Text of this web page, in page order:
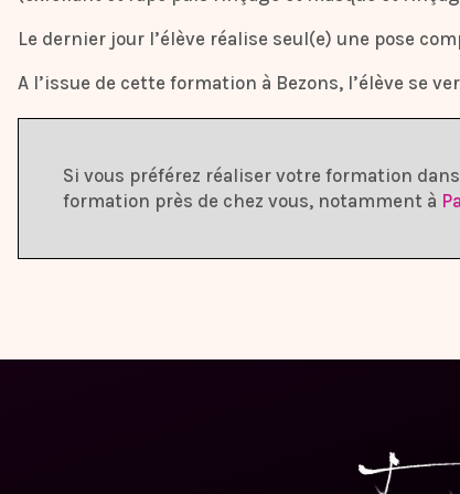
Le dernier jour l’élève réalise seul(e) une pose
A l’issue de cette formation à Bezons, l’élève se
Si vous préférez réaliser votre formation
formation près de chez vous, notamment à